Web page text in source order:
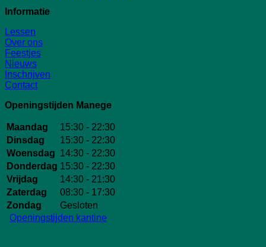
Informatie
Lessen
Over ons
Feestjes
Nieuws
Inschrijven
Contact
Openingstijden Manege
Maandag
15:30 - 22:30
Dinsdag
15:30 - 22:30
Woensdag 14:30 - 22:30
Donderdag 15:30 - 22:30
Vrijdag
14:30 - 21:30
Zaterdag
08:30 - 17:30
Zondag
Gesloten
Openingstijden kantine